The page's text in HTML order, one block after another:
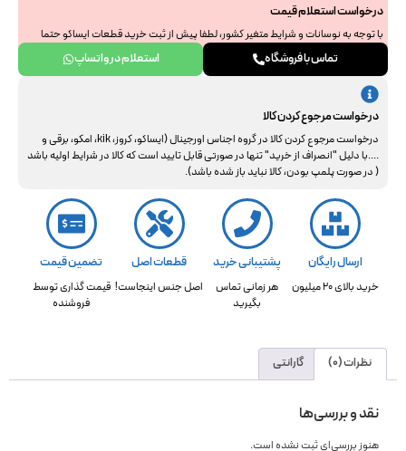
درخواست استعلام قیمت
با توجه به نوسانات و شرایط متغیر کشور، لطفا پیش از ثبت خرید قطعات ایساکو حتما
جهت استعلام نهایی با ما هماهنگ فرمایید. از همراهی و درک شما سپاسگزاریم.
تماس با فروشگاه استعلام در واتساپ
درخواست مرجوع کردن کالا
درخواست مرجوع کردن کالا در گروه اجناس اورجینال (ایساکو، کروز، kik، امکو، برقی و
....با دلیل "انصراف از خرید" تنها در صورتی قابل تایید است که کالا در شرایط اولیه باشد
( در صورت پلمپ بودن، کالا نباید باز شده باشد).
ارسال رایگان
خرید بالای 20 میلیون
پشتیبانی خرید
هر زمانی تماس
بگیرید
قطعات اصل
اصل جنس اینجاست!
تضمین قیمت
قیمت گذاری توسط
فروشنده
نظرات (0) گارانتی
نقد و بررسی‌ها
هنوز بررسی‌ای ثبت نشده است.